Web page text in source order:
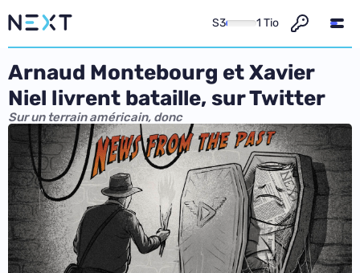
S3 1 Tio
Arnaud Montebourg et Xavier
Niel livrent bataille, sur Twitter
Sur un terrain américain, donc